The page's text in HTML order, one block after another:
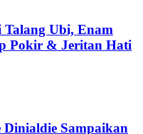
Talang Ubi, Enam
Pokir & Jeritan Hati
Sampaikan